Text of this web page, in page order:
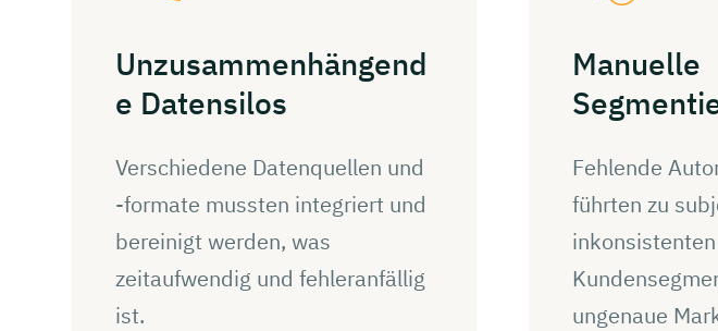
Unzusammenhängend
e Datensilos
Verschiedene Datenquellen und
-formate mussten integriert und
bereinigt werden, was
zeitaufwendig und fehleranfällig
ist.
Manuelle
Fehlende
führten zu
inkonsistenten
ungenaue